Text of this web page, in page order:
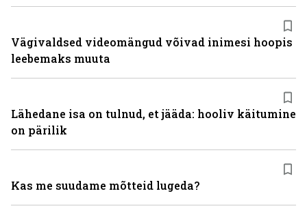
Vägivaldsed videomängud võivad inimesi hoopis
leebemaks muuta
Lähedane isa on tulnud, et jääda: hooliv käitumine
on pärilik
Kas me suudame mõtteid lugeda?